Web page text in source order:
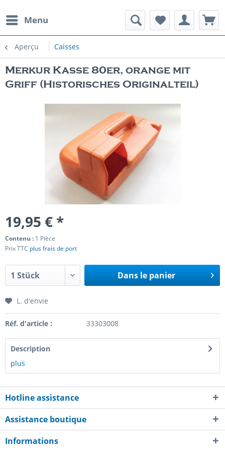
Menu
Aperçu Caisses
Merkur Kasse 80er, orange mit
Griff (Historisches Originalteil)
19,95 € *
Contenu : 1 Pièce
Prix TTC plus frais de port
Dans le panier
L. d'envie
Réf. d'article : 33303008
Description
plus
Hotline assistance
Assistance boutique
Informations